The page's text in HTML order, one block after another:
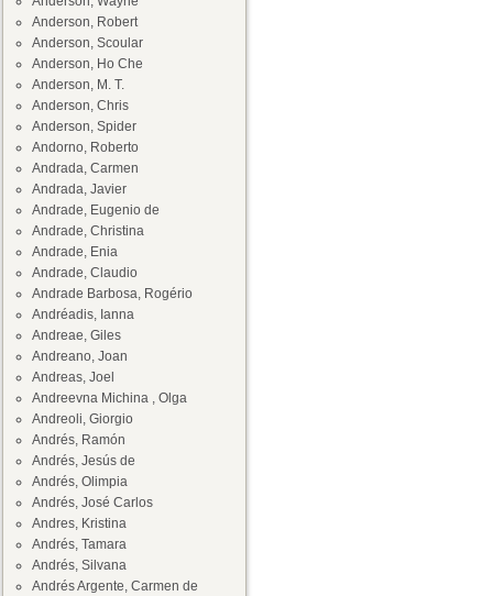
Anderson, Robert
Anderson, Scoular
Anderson, Ho Che
Anderson, M. T.
Anderson, Chris
Anderson, Spider
Andorno, Roberto
Andrada, Carmen
Andrada, Javier
Andrade, Eugenio de
Andrade, Christina
Andrade, Enia
Andrade, Claudio
Andrade Barbosa, Rogério
Andréadis, Ianna
Andreae, Giles
Andreano, Joan
Andreas, Joel
Andreevna Michina , Olga
Andreoli, Giorgio
Andrés, Ramón
Andrés, Jesús de
Andrés, Olimpia
Andrés, José Carlos
Andres, Kristina
Andrés, Tamara
Andrés, Silvana
Andrés Argente, Carmen de